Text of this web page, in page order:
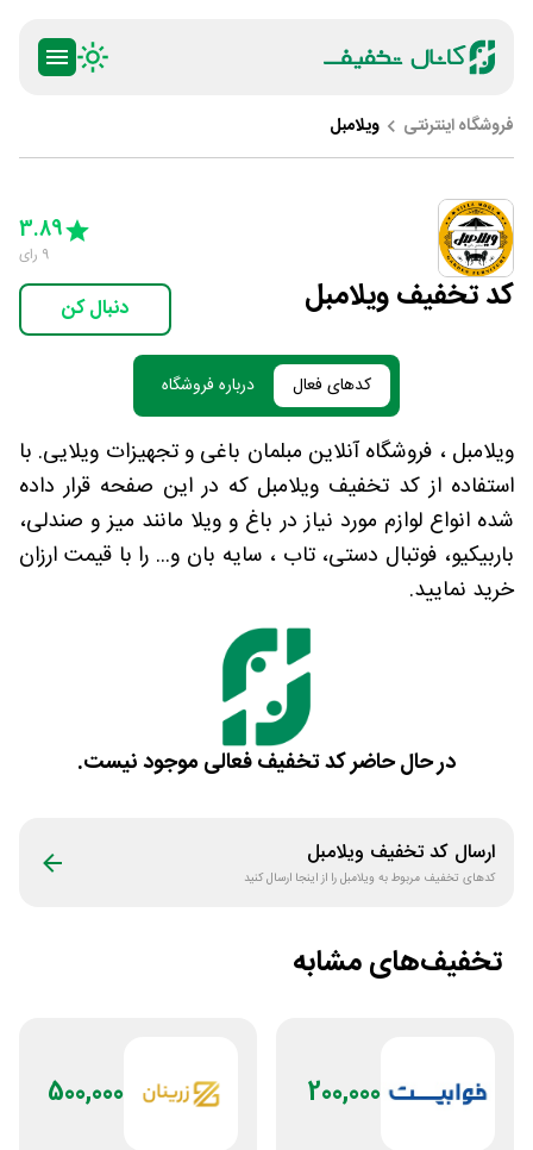
فروشگاه اینترنتی ویلامبل
کد تخفیف ویلامبل
3 Stars
4 Stars
5 Stars
3.89
9 رای
دنبال کن
کدهای فعال درباره فروشگاه
ویلامبل ، فروشگاه آنلاین مبلمان باغی و تجهیزات ویلایی. با
استفاده از کد تخفیف ویلامبل که در این صفحه قرار داده
شده انواع لوازم مورد نیاز در باغ و ویلا مانند میز و صندلی،
باربیکیو، فوتبال دستی، تاب ، سایه بان و... را با قیمت ارزان
خرید نمایید.
در حال حاضر کد تخفیف فعالی موجود نیست.
ارسال کد تخفیف ویلامبل
کدهای تخفیف مربوط به ویلامبلرا از اینجا ارسال کنید
تخفیف‌های مشابه
200,000
500,000